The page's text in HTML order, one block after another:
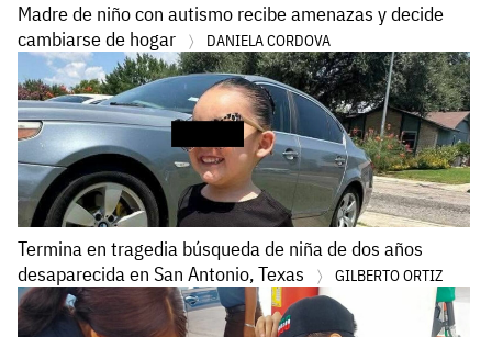
Madre de niño con autismo recibe amenazas y decide
cambiarse de hogar
DANIELA CORDOVA
Termina en tragedia búsqueda de niña de dos años
desaparecida en San Antonio, Texas
GILBERTO ORTIZ